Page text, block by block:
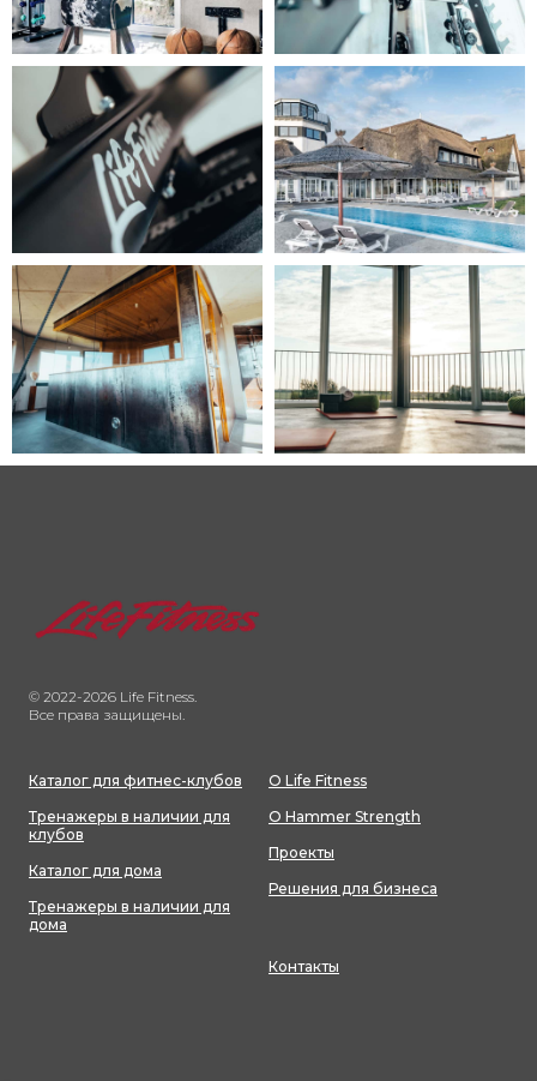
© 2022-2026 Life Fitness.
Все права защищены.
Каталог для фитнес-клубов
Тренажеры в наличии для
клубов
Каталог для дома
Тренажеры в наличии для
дома
О Life Fitness
О Hammer Strength
Проекты
Решения для бизнеса
Контакты